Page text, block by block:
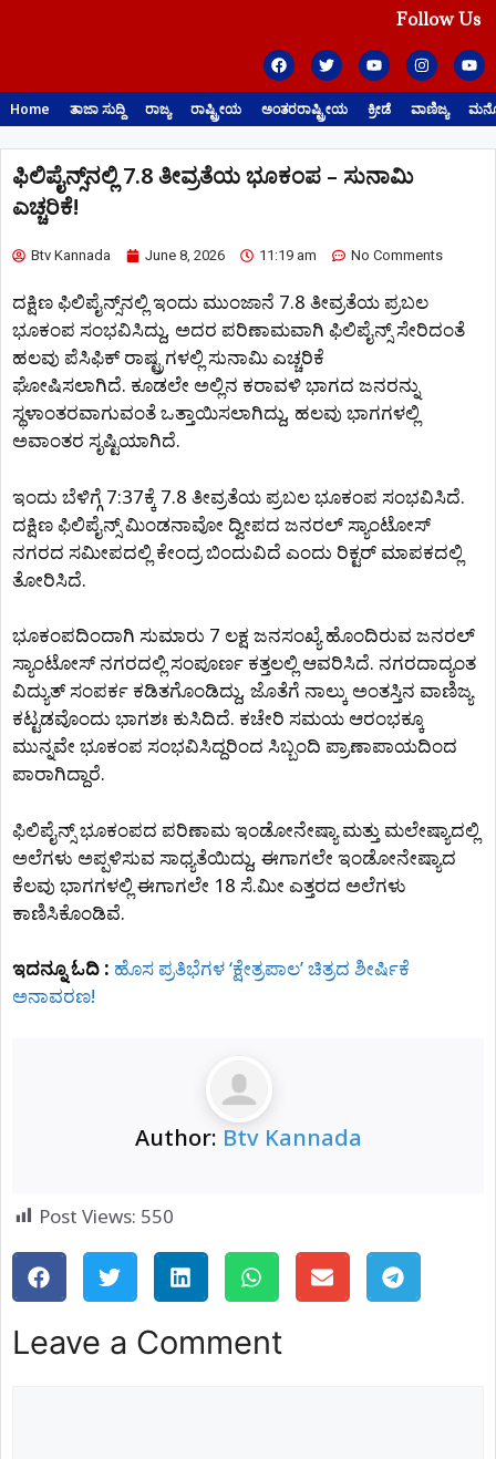
Follow Us
Home ತಾಜಾ ಸುದ್ದಿ ರಾಜ್ಯ ರಾಷ್ಟ್ರೀಯ ಅಂತರರಾಷ್ಟ್ರೀಯ ಕ್ರೀಡೆ ವಾಣಿಜ್ಯ
ಫಿಲಿಪೈನ್ಸ್‌ನಲ್ಲಿ 7.8 ತೀವ್ರತೆಯ ಭೂಕಂಪ – ಸುನಾಮಿ
ಎಚ್ಚರಿಕೆ!
Btv Kannada June 8, 2026 11:19 am No Comments
ದಕ್ಷಿಣ ಫಿಲಿಪೈನ್ಸ್‌ನಲ್ಲಿ ಇಂದು ಮುಂಜಾನೆ 7.8 ತೀವ್ರತೆಯ ಪ್ರಬಲ
ಭೂಕಂಪ ಸಂಭವಿಸಿದ್ದು, ಅದರ ಪರಿಣಾಮವಾಗಿ ಫಿಲಿಪೈನ್ಸ್ ಸೇರಿದಂತೆ
ಹಲವು ಪೆಸಿಫಿಕ್ ರಾಷ್ಟ್ರಗಳಲ್ಲಿ ಸುನಾಮಿ ಎಚ್ಚರಿಕೆ
ಘೋಷಿಸಲಾಗಿದೆ. ಕೂಡಲೇ ಅಲ್ಲಿನ ಕರಾವಳಿ ಭಾಗದ ಜನರನ್ನು
ಸ್ಥಳಾಂತರವಾಗುವಂತೆ ಒತ್ತಾಯಿಸಲಾಗಿದ್ದು, ಹಲವು ಭಾಗಗಳಲ್ಲಿ
ಅವಾಂತರ ಸೃಷ್ಟಿಯಾಗಿದೆ.
ಇಂದು ಬೆಳಿಗ್ಗೆ 7:37ಕ್ಕೆ 7.8 ತೀವ್ರತೆಯ ಪ್ರಬಲ ಭೂಕಂಪ ಸಂಭವಿಸಿದೆ.
ದಕ್ಷಿಣ ಫಿಲಿಪೈನ್ಸ್‌ ಮಿಂಡನಾವೋ ದ್ವೀಪದ ಜನರಲ್ ಸ್ಯಾಂಟೋಸ್
ನಗರದ ಸಮೀಪದಲ್ಲಿ ಕೇಂದ್ರ ಬಿಂದುವಿದೆ ಎಂದು ರಿಕ್ಟರ್ ಮಾಪಕದಲ್ಲಿ
ತೋರಿಸಿದೆ.
ಭೂಕಂಪದಿಂದಾಗಿ ಸುಮಾರು 7 ಲಕ್ಷ ಜನಸಂಖ್ಯೆ ಹೊಂದಿರುವ ಜನರಲ್
ಸ್ಯಾಂಟೋಸ್ ನಗರದಲ್ಲಿ ಸಂಪೂರ್ಣ ಕತ್ತಲಲ್ಲಿ ಆವರಿಸಿದೆ. ನಗರದಾದ್ಯಂತ
ವಿದ್ಯುತ್ ಸಂಪರ್ಕ ಕಡಿತಗೊಂಡಿದ್ದು, ಜೊತೆಗೆ ನಾಲ್ಕು ಅಂತಸ್ತಿನ ವಾಣಿಜ್ಯ
ಕಟ್ಟಡವೊಂದು ಭಾಗಶಃ ಕುಸಿದಿದೆ. ಕಚೇರಿ ಸಮಯ ಆರಂಭಕ್ಕೂ
ಮುನ್ನವೇ ಭೂಕಂಪ ಸಂಭವಿಸಿದ್ದರಿಂದ ಸಿಬ್ಬಂದಿ ಪ್ರಾಣಾಪಾಯದಿಂದ
ಪಾರಾಗಿದ್ದಾರೆ.
ಫಿಲಿಪೈನ್ಸ್‌ ಭೂಕಂಪದ ಪರಿಣಾಮ ಇಂಡೋನೇಷ್ಯಾ ಮತ್ತು ಮಲೇಷ್ಯಾದಲ್ಲಿ
ಅಲೆಗಳು ಅಪ್ಪಳಿಸುವ ಸಾಧ್ಯತೆಯಿದ್ದು, ಈಗಾಗಲೇ ಇಂಡೋನೇಷ್ಯಾದ
ಕೆಲವು ಭಾಗಗಳಲ್ಲಿ ಈಗಾಗಲೇ 18 ಸೆ.ಮೀ ಎತ್ತರದ ಅಲೆಗಳು
ಕಾಣಿಸಿಕೊಂಡಿವೆ.
ಇದನ್ನೂ ಓದಿ : ಹೊಸ ಪ್ರತಿಭೆಗಳ ‘ಕ್ಷೇತ್ರಪಾಲ’ ಚಿತ್ರದ ಶೀರ್ಷಿಕೆ
ಅನಾವರಣ!
Author: Btv Kannada
Post Views: 550
Leave a Comment